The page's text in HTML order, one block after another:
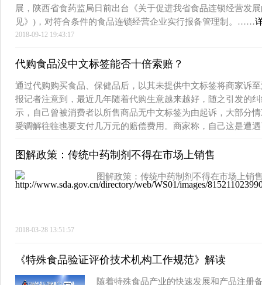
展，陕西省食药监局日前出台《关于促进我省食品连锁经营发
见》)，对符合条件的食品连锁经营企业实行报备管理制。……
2018-09-12 19:43:17
代购食品没中文标签能否十倍索赔？
通过代购购买食品、保健品后，以其未提供中文标签将商家诉
报记者注意到，最近几年随着代购生意越来越好，随之引发的
示，自己曾被消费者以所售商品无中文标签为由起诉，大部分
受调解往往也要支付几万元的赔偿费用。商家称，自己这是遭
2018-08-15 09:34:57
图解政策：传统中药制剂不得在市场上销售
图解政策：传统中药制剂不得在市场上
2018-03-28 13:51:57
《特殊食品验证评价技术机构工作规范》解读
随着特殊食品产业的快速发展和产品注册